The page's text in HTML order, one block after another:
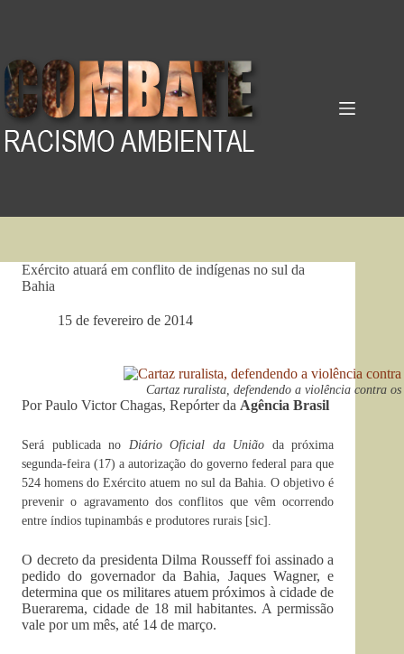
Exército atuará em conflito de indígenas no sul da
Bahia
15 de fevereiro de 2014
Cartaz ruralista, defendendo a violência contra
Por Paulo Victor Chagas, Repórter da Agência Brasil
Será publicada no Diário Oficial da União da próxima
segunda-feira (17) a autorização do governo federal para que
524 homens do Exército atuem no sul da Bahia. O objetivo é
prevenir o agravamento dos conflitos que vêm ocorrendo
entre índios tupinambás e produtores rurais [sic].
O decreto da presidenta Dilma Rousseff foi assinado a
pedido do governador da Bahia, Jaques Wagner, e
determina que os militares atuem próximos à cidade de
Buerarema, cidade de 18 mil habitantes. A permissão
vale por um mês, até 14 de março.